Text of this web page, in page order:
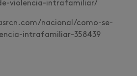
violencia-intrafamiliar/
nacional/como-se-
intrafamiliar-358439